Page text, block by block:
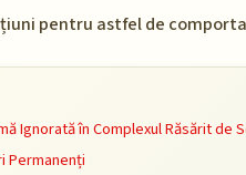
pentru astfel de
Ignorată în Complexul Răsărit de
Permanenți